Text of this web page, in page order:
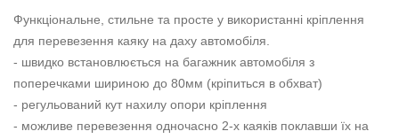
Функціональне, стильне та просте у використанні кріплення
для перевезення каяку на даху автомобіля.
- швидко встановлюється на багажник автомобіля з
поперечками шириною до 80мм (кріпиться в обхват)
- регульований кут нахилу опори кріплення
- можливе перевезення одночасно 2-х каяків поклавши їх на